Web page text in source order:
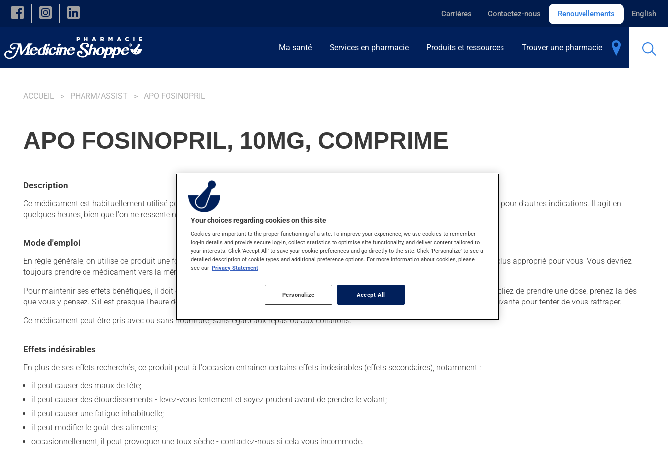
Skip to main content
Carrières Contactez-nous Renouvellements English
Ma santé Services en pharmacie Produits et ressources Trouver une pharmacie
ACCUEIL PHARM/ASSIST APO FOSINOPRIL
APO FOSINOPRIL, 10MG, COMPRIME
Description
Ce médicament est habituellement utilisé pour diminuer la tension artérielle. On l'emploie aussi pour faciliter le travail du coeur, ainsi que pour d'autres indications. Il agit en
quelques heures, bien que l'on ne ressente normalement pas son action.
Mode d'emploi
En règle générale, on utilise ce produit une fois par jour. Il est possible que votre pharmacien vous ait indiqué un horaire différent qui est plus approprié pour vous. Vous devriez
toujours prendre ce médicament vers la même heure, au même moment de la journée.
Pour maintenir ses effets bénéfiques, il doit être utilisé de façon régulière et continue. Assurez-vous de ne jamais en manquer. Si vous oubliez de prendre une dose, prenez-la dès
que vous y pensez. S'il est presque l'heure de votre dose suivante, laissez simplement tomber la dose oubliée. Ne doublez pas la dose suivante pour tenter de vous rattraper.
Ce médicament peut être pris avec ou sans nourriture, sans égard aux repas ou aux collations.
Effets indésirables
En plus de ses effets recherchés, ce produit peut à l'occasion entraîner certains effets indésirables (effets secondaires), notamment :
il peut causer des maux de tête;
il peut causer des étourdissements - levez-vous lentement et soyez prudent avant de prendre le volant;
il peut causer une fatigue inhabituelle;
il peut modifier le goût des aliments;
occasionnellement, il peut provoquer une toux sèche - contactez-nous si cela vous incommode.
Your choices regarding cookies on this site
Cookies are important to the proper functioning of a site. To improve your experience, we use cookies to remember
log-in details and provide secure log-in, collect statistics to optimise site functionality, and deliver content tailored to
your interests. Click 'Accept All' to save your cookie preferences and go directly to the site. Click 'Personalize' to see a
detailed description of cookie types and additional preference options. For more information about cookies, please
see our Privacy Statement
Personalize Accept All